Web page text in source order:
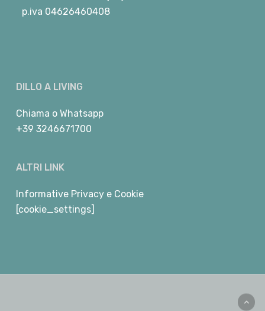
p.iva 04626460408
DILLO A LIVING
Chiama o Whatsapp
+39 3246671700
ALTRI LINK
Informative Privacy e Cookie
[cookie_settings]